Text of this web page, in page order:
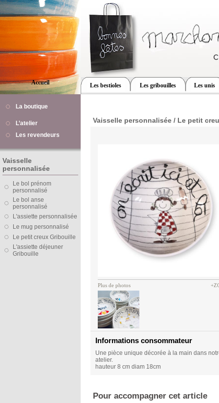
Accueil Les bestioles Les gribouilles Les unis
La boutique
L’atelier
Les revendeurs
Vaisselle
personnalisée
Le bol prénom
personnalisé
Le bol anse
personnalisé
L'assiette personnalisée
Le mug personnalisé
Le petit creux Gribouille
L'assiette déjeuner
Gribouille
Vaisselle personnalisée / Le petit
Plus de photos
Informations consommateur
Une pièce unique décorée à la main dans
atelier.
hauteur 8 cm diam 18cm
Pour accompagner cet article